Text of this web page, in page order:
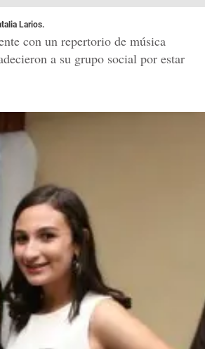
Larios.
con un repertorio de música
a su grupo social por estar